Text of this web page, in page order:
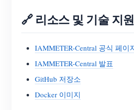
🔗 리소스 및 기술 지원
IAMMETER-Central 공식 페이
IAMMETER-Central 발표
GitHub 저장소
Docker 이미지